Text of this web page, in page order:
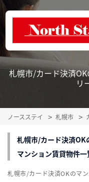
札幌市/カード決済
リ
ノースステイ 札幌市
札幌市/カード決済OK
マンション賃貸物件一